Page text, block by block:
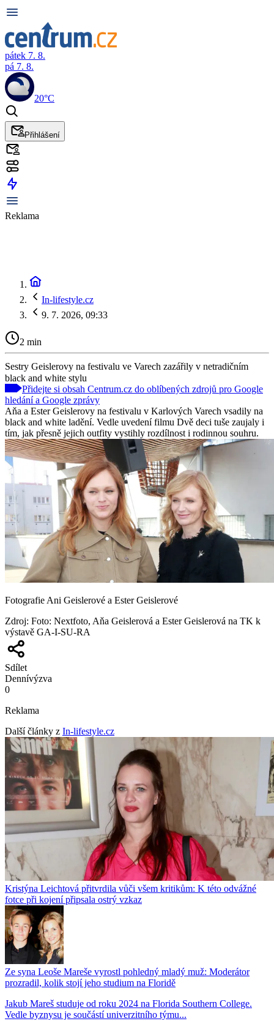
pátek 7. 8.
pá 7. 8.
20°C
Přihlášení
Reklama
In-lifestyle.cz
9. 7. 2026, 09:33
2 min
Sestry Geislerovy na festivalu ve Varech zazářily v netradičním
black and white stylu
Přidejte si obsah Centrum.cz do oblíbených zdrojů pro Google
hledání a Google zprávy
Aňa a Ester Geislerovy na festivalu v Karlových Varech vsadily na
black and white ladění. Vedle uvedení filmu Dvě deci tuše zaujaly i
tím, jak přesně jejich outfity vystihly rozdílnost i rodinnou souhru.
Fotografie Ani Geislerové a Ester Geislerové
Zdroj: Foto: Nextfoto, Aňa Geislerová a Ester Geislerová na TK k
výstavě GA-I-SU-RA
Sdílet
Dennívýzva
0
Reklama
Další články z In-lifestyle.cz
Kristýna Leichtová přitvrdila vůči všem kritikům: K této odvážné
fotce při kojení připsala ostrý vzkaz
Ze syna Leoše Mareše vyrostl pohledný mladý muž: Moderátor
prozradil, kolik stojí jeho studium na Floridě
Jakub Mareš studuje od roku 2024 na Florida Southern College.
Vedle byznysu je součástí univerzitního týmu...